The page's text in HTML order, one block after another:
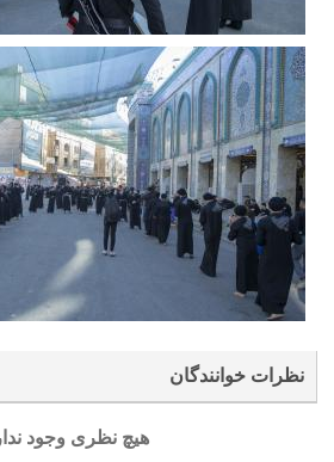
نظرات خوانندگان
هیچ نظری وجود